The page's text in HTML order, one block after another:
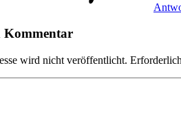
Kommentar
wird nicht veröffentlicht.